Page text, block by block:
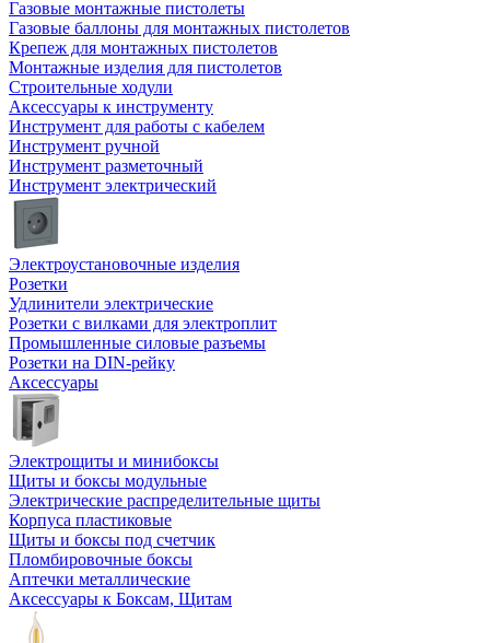
Газовые монтажные пистолеты
Газовые баллоны для монтажных пистолетов
Крепеж для монтажных пистолетов
Монтажные изделия для пистолетов
Строительные ходули
Аксессуары к инструменту
Инструмент для работы с кабелем
Инструмент ручной
Инструмент разметочный
Инструмент электрический
Электроустановочные изделия
Розетки
Удлинители электрические
Розетки с вилками для электроплит
Промышленные силовые разъемы
Розетки на DIN-рейку
Аксессуары
Электрощиты и минибоксы
Щиты и боксы модульные
Электрические распределительные щиты
Корпуса пластиковые
Щиты и боксы под счетчик
Пломбировочные боксы
Аптечки металлические
Аксессуары к Боксам, Щитам